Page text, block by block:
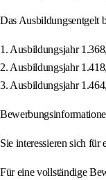
Das Ausbildungsentgelt
1. Ausbildungsjahr
2. Ausbildungsjahr
3. Ausbildungsjahr
Sie interessieren sich
Für eine vollständige